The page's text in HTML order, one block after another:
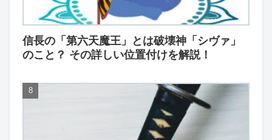
信長の「第六天魔王」とは破壊神「シヴァ」
のこと？ その詳しい位置付けを解説！